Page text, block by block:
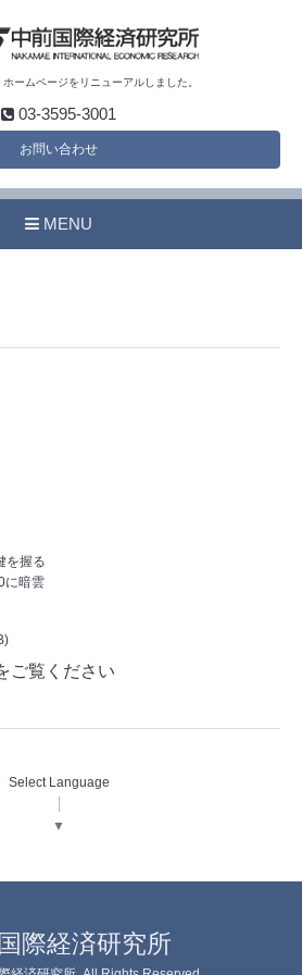
ームページをリニューアルしました。
03-3595-3001
お問い合わせ
MENU
を握る
に暗雲
ご覧ください
Select Language
▼
際経済研究所